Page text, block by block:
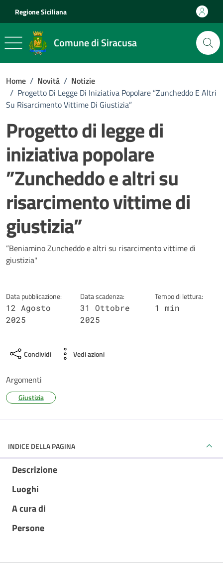
Regione Siciliana
Comune di Siracusa
Home / Novità / Notizie
/ Progetto Di Legge Di Iniziativa Popolare ”Zuncheddo E Altri
Su Risarcimento Vittime Di Giustizia”
Progetto di legge di
iniziativa popolare
”Zuncheddo e altri su
risarcimento vittime di
giustizia”
Dettagli della notizia
”Beniamino Zuncheddo e altri su risarcimento vittime di
giustizia"
Data pubblicazione:
12 Agosto
2025
Data scadenza:
31 Ottobre
2025
Tempo di lettura:
1 min
Condividi Vedi azioni
Argomenti
Giustizia
INDICE DELLA PAGINA
Descrizione
Luoghi
A cura di
Persone